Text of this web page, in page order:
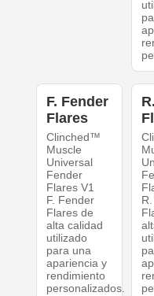
F. Fender
Flares
Clinched™
Muscle
Universal
Fender
Flares V1
F. Fender
Flares de
alta calidad
utilizado
para una
apariencia y
rendimiento
personalizados.